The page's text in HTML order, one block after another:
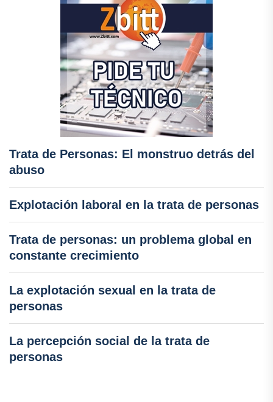
Trata de Personas: El monstruo detrás del
abuso
Explotación laboral en la trata de personas
Trata de personas: un problema global en
constante crecimiento
La explotación sexual en la trata de
personas
La percepción social de la trata de
personas